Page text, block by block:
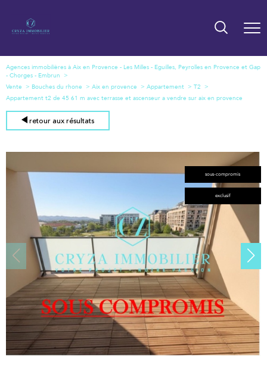
Agences immobilières à Aix en Provence - Les Milles - Eguilles, Peyrolles en Provence et Gap
- Chorges - Embrun
Vente
Bouches du rhone Aix en provence Appartement
T2
Appartement t2 de 45 61 m avec terrasse et ascenseur a vendre sur aix en provence
retour aux résultats
sous-compromis
exclusif